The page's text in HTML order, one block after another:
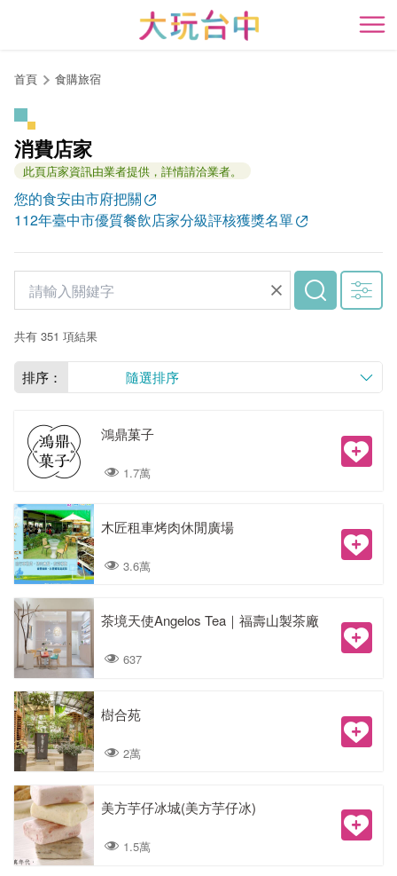
開
首頁 食購旅宿
消費店家
此頁店家資訊由業者提供，詳情請洽業者。
您的食安由市府把關
112年臺中市優質餐飲店家分級評核獲獎名單
共有 351 項結果
排序： 隨選排序
鴻鼎菓子
1.7萬
木匠租車烤肉休閒廣場
3.6萬
茶境天使Angelos Tea｜福壽山製茶廠
637
樹合苑
2萬
美方芋仔冰城(美方芋仔冰)
1.5萬